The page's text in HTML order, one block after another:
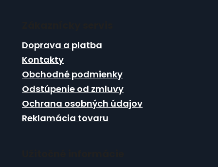
Doprava a platba
Kontakty
Obchodné podmienky
Odstúpenie od zmluvy
Ochrana osobných údajov
Reklamácia tovaru